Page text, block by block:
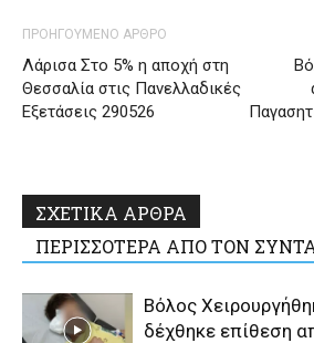
ΠΡΟΗΓΟΥΜΕΝΟ ΑΡΘΡΟ
Λάρισα Στο 5% η αποχή στη
Θεσσαλία στις Πανελλαδικές
Εξετάσεις 290526
ΣΧΕΤΙΚΑ ΑΡΘΡΑ
ΠΕΡΙΣΣΟΤΕΡΑ ΑΠΟ ΤΟΝ
Βόλος
δέχθηκε επίθεση